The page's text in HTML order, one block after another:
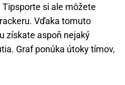
si ale môžete
Vďaka tomuto
získate aspoň nejaký
Graf ponúka útoky tímov,